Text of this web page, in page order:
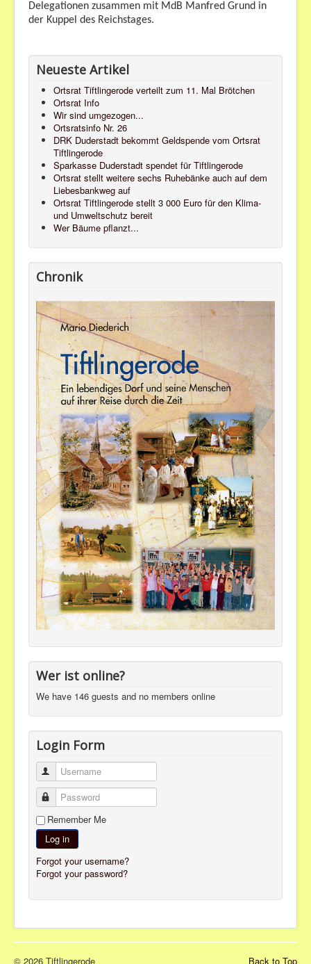
Delegationen zusammen mit MdB Manfred Grund in
der Kuppel des Reichstages.
Neueste Artikel
Ortsrat Tiftlingerode verteilt zum 11. Mal Brötchen
Ortsrat Info
Wir sind umgezogen...
Ortsratsinfo Nr. 26
DRK Duderstadt bekommt Geldspende vom Ortsrat
Tiftlingerode
Sparkasse Duderstadt spendet für Tiftlingerode
Ortsrat stellt weitere sechs Ruhebänke auch auf dem
Liebesbankweg auf
Ortsrat Tiftlingerode stellt 3 000 Euro für den Klima-
und Umweltschutz bereit
Wer Bäume pflanzt...
Chronik
Wer ist online?
We have 146 guests and no members online
Login Form
Username
Password
Remember Me
Log in
Forgot your username?
Forgot your password?
Back to Top
© 2026 Tiftlingerode